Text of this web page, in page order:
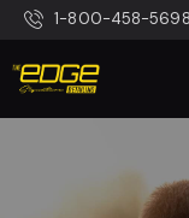
1-800-458-